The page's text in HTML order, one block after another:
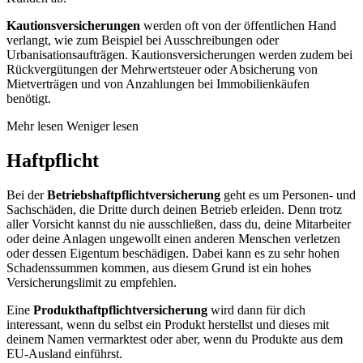
Kautionsversicherungen werden oft von der öffentlichen Hand
verlangt, wie zum Beispiel bei Ausschreibungen oder
Urbanisationsaufträgen. Kautionsversicherungen werden zudem bei
Rückvergütungen der Mehrwertsteuer oder Absicherung von
Mietverträgen und von Anzahlungen bei Immobilienkäufen
benötigt.
Mehr lesen Weniger lesen
Haftpflicht
Bei derBetriebshaftpflichtversicherung geht es um Personen- und
Sachschäden, die Dritte durch deinen Betrieb erleiden. Denn trotz
aller Vorsicht kannst du nie ausschließen, dass du, deine Mitarbeiter
oder deine Anlagen ungewollt einen anderen Menschen verletzen
oder dessen Eigentum beschädigen. Dabei kann es zu sehr hohen
Schadenssummen kommen, aus diesem Grund ist ein hohes
Versicherungslimit zu empfehlen.
Eine Produkthaftpflichtversicherung wird dann für dich
interessant, wenn du selbst ein Produkt herstellst und dieses mit
deinem Namen vermarktest oder aber, wenn du Produkte aus dem
EU-Ausland einführst.